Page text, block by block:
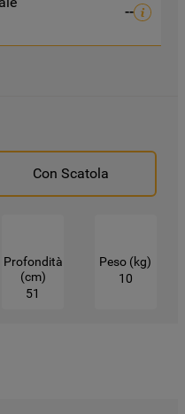
--
Con Scatola
Profondità
(cm)
51
Peso (kg)
10